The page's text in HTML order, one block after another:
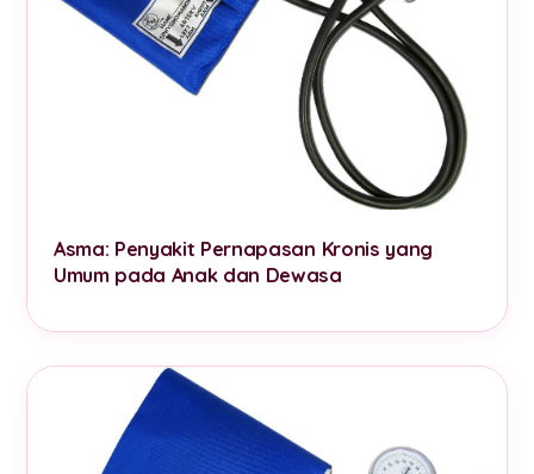
Asma: Penyakit Pernapasan Kronis yang
Umum pada Anak dan Dewasa